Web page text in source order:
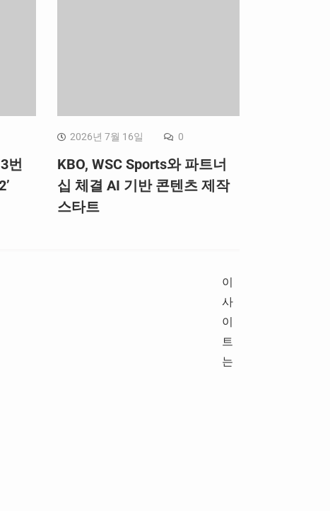
번
2026년 7월 16일 0
KBO, WSC Sports와 파트너
십 체결 AI 기반 콘텐츠 제작
스타트
이
사
이
트
는